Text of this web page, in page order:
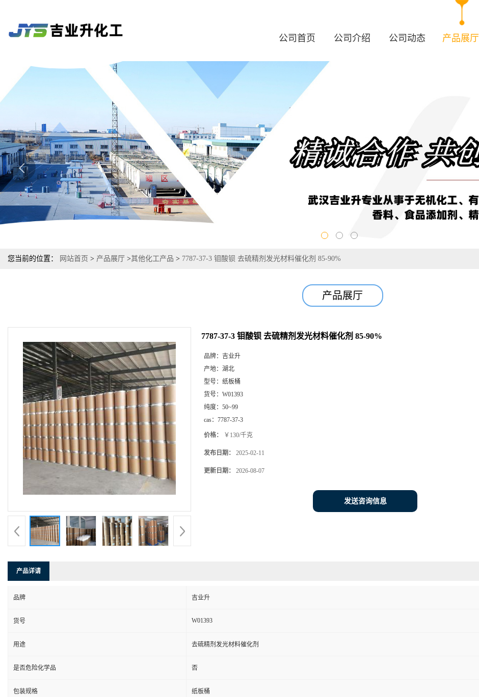
公司首页 公司介绍 公司动态 产品展厅
您当前的位置： 网站首页 > 产品展厅 >其他化工产品 > 7787-37-3 钼酸钡 去硫精剂发光材料催化剂 85-90%
产品展厅
7787-37-3 钼酸钡 去硫精剂发光材料催化剂 85-90%
品牌： 吉业升
产地： 湖北
型号： 纸板桶
货号： W01393
纯度： 50~99
cas： 7787-37-3
价格： ￥130/千克
发布日期： 2025-02-11
更新日期： 2026-08-07
发送咨询信息
产品详请
品牌 吉业升
货号 W01393
用途 去硫精剂发光材料催化剂
是否危险化学品 否
包装规格 纸板桶